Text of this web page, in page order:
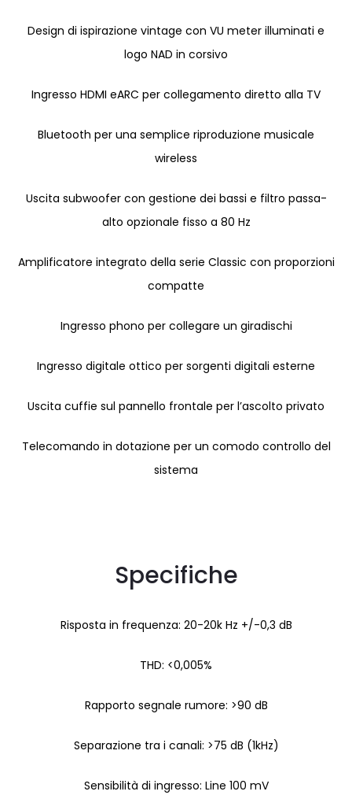
Design di ispirazione vintage con VU meter illuminati e
logo NAD in corsivo
Ingresso HDMI eARC per collegamento diretto alla TV
Bluetooth per una semplice riproduzione musicale
wireless
Uscita subwoofer con gestione dei bassi e filtro passa-
alto opzionale fisso a 80 Hz
Amplificatore integrato della serie Classic con proporzioni
compatte
Ingresso phono per collegare un giradischi
Ingresso digitale ottico per sorgenti digitali esterne
Uscita cuffie sul pannello frontale per l’ascolto privato
Telecomando in dotazione per un comodo controllo del
sistema
Specifiche
Risposta in frequenza: 20-20k Hz +/-0,3 dB
THD: <0,005%
Rapporto segnale rumore: >90 dB
Separazione tra i canali: >75 dB (1kHz)
Sensibilità di ingresso: Line 100 mV